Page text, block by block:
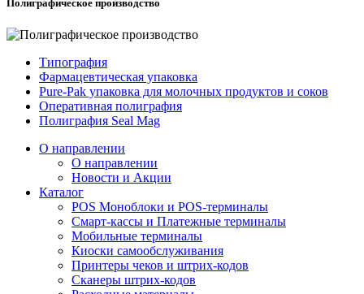
Полиграфическое производство
Типография
Фармацевтическая упаковка
Pure-Pak упаковка для молочных продуктов и соков
Оперативная полиграфия
Полиграфия Seal Mag
О направлении
О направлении
Новости и Акции
Каталог
POS Моноблоки и POS-терминалы
Смарт-кассы и Платежные терминалы
Мобильные терминалы
Киоски самообслуживания
Принтеры чеков и штрих-кодов
Cканеры штрих-кодов